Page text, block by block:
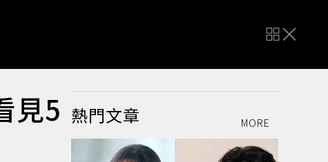
見5 熱門文章 MORE